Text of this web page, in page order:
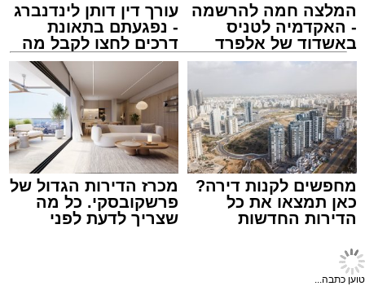
המרכז למורשת
מנהל האתר / 10:42 06.08.26
תגים:המרכז למורשת, "מהות"
ימים ספורים לתום בין הזמנים אב שהיה גדוש
בפעילויות שונות ומגוונות, במוצאי שבת הקרוב,
פרשת ראה, ייערך מופע סיום בין הזמנים ומלווה
המלצה חמה להרשמה
- האקדמיה לטניס
באשדוד של אלפרד
קריאולנסקי - לילדים
עורך דין דותן לינדנברג
- נפגעתם בתאונת
דרכים לחצו לקבל מה
שמגיע לכם
מחפשים לקנות דירה?
כאן תמצאו את כל
הדירות החדשות
מכרז הדירות הגדול של
פרשקובסקי. כל מה
שצריך לדעת לפני
טוען כתבה...